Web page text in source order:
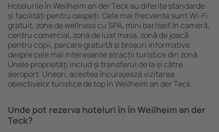
Hotelurile în Weilheim an der Teck au diferite standarde
și facilități pentru oaspeți. Cele mai frecvente sunt Wi-Fi
gratuit, zone de wellness cu SPA, mini bar/seif în cameră,
centru comercial, zonă de luat masa, zonă de joacă
pentru copii, parcare gratuită și broșuri informative
despre cele mai interesante atracții turistice din zonă.
Unele proprietăți includ și transferul de la și către
aeroport. Uneori, acestea încurajează vizitarea
obiectivelor turistice de top în Weilheim an der Teck.
Unde pot rezerva hoteluri ȋn în Weilheim an der
Teck?